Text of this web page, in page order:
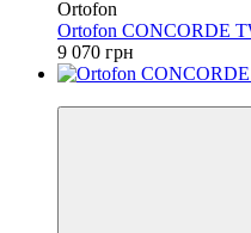
Ortofon
Ortofon CONCORDE
9 070 грн